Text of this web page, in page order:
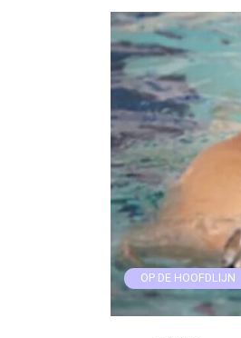
OP DE HOOFDLIJN